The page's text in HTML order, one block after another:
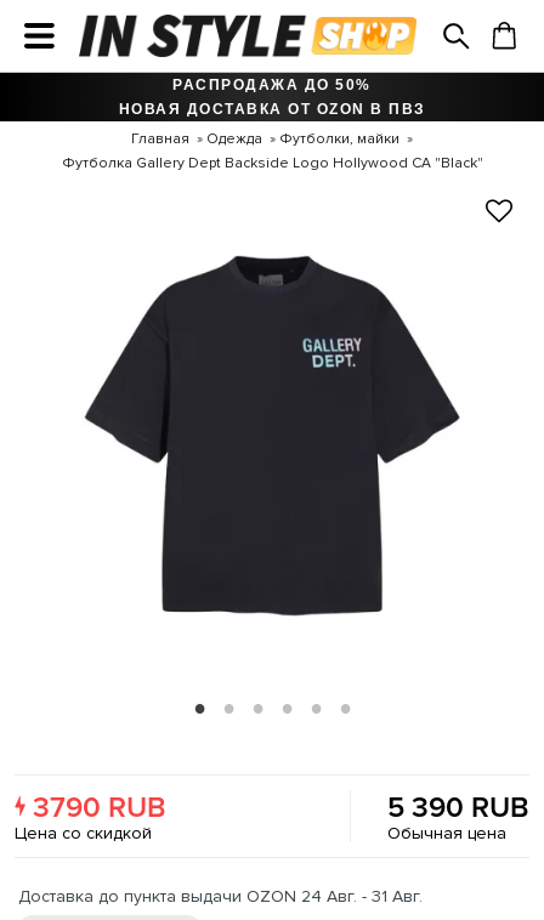
РАСПРОДАЖА ДО 50%
НОВАЯ ДОСТАВКА ОТ OZON В ПВЗ
Главная Одежда
Футболки, майки
Футболка Gallery Dept Backside Logo Hollywood CA "Black"
3790 RUB
Цена со скидкой
5 390 RUB
Обычная цена
Доставка до пункта выдачи OZON 24 Авг. - 31 Авг.